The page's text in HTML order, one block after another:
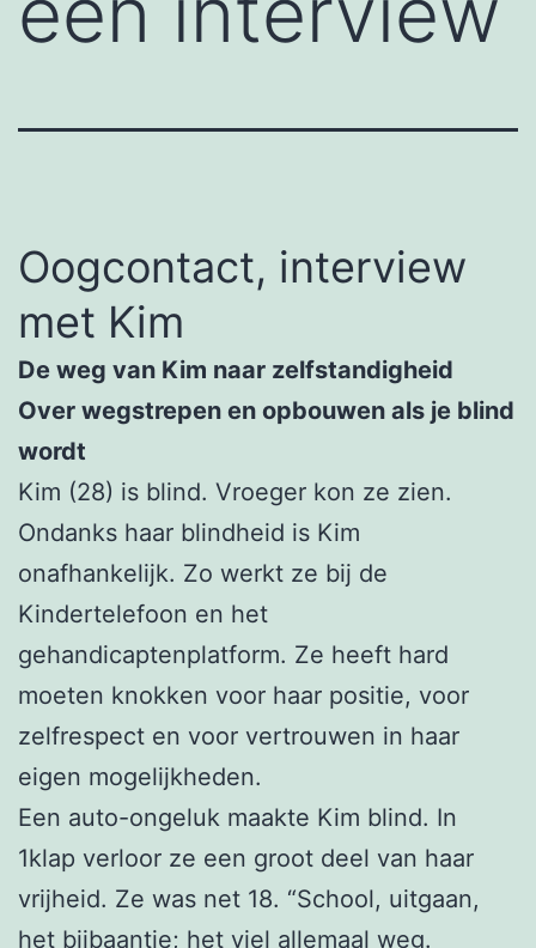
Oogcontact, interview
met Kim
De weg van Kim naar zelfstandigheid
Over wegstrepen en opbouwen als je blind
wordt
Kim (28) is blind. Vroeger kon ze zien.
Ondanks haar blindheid is Kim
onafhankelijk. Zo werkt ze bij de
Kindertelefoon en het
gehandicaptenplatform. Ze heeft hard
moeten knokken voor haar positie, voor
zelfrespect en voor vertrouwen in haar
eigen mogelijkheden.
Een auto-ongeluk maakte Kim blind. In
1klap verloor ze een groot deel van haar
vrijheid. Ze was net 18. “School, uitgaan,
het bijbaantje; het viel allemaal weg.